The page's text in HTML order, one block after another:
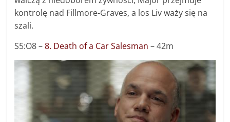
kontrolę nad Fillmore-Graves, a los Liv waży się na
szali.
S5:O8 –8. Death of a Car Salesman – 42m